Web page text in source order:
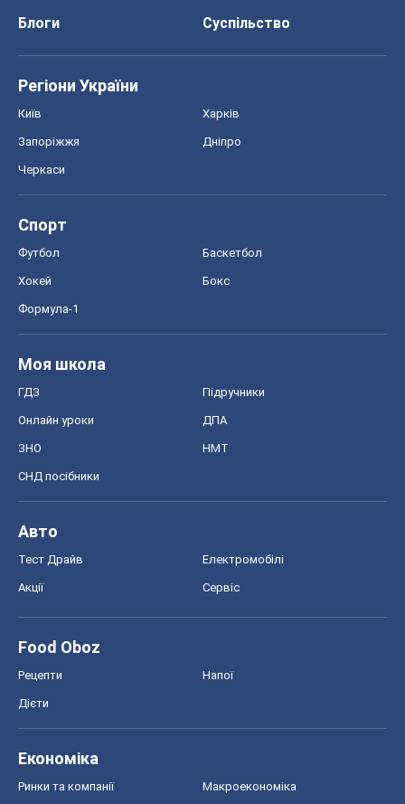
Блоги
Суспільство
Регіони України
Київ Харків
Запоріжжя Дніпро
Черкаси
Спорт
Футбол Баскетбол
Хокей Бокс
Формула-1
Моя школа
ГДЗ Підручники
Онлайн уроки ДПА
ЗНО НМТ
СНД посібники
Авто
Тест Драйв Електромобілі
Акції Сервіс
Food Oboz
Рецепти Напої
Дієти
Економіка
Ринки та компанії Макроекономіка